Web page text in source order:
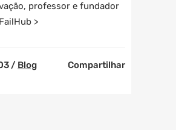
professor e fundador
>
/ Blog Compartilhar